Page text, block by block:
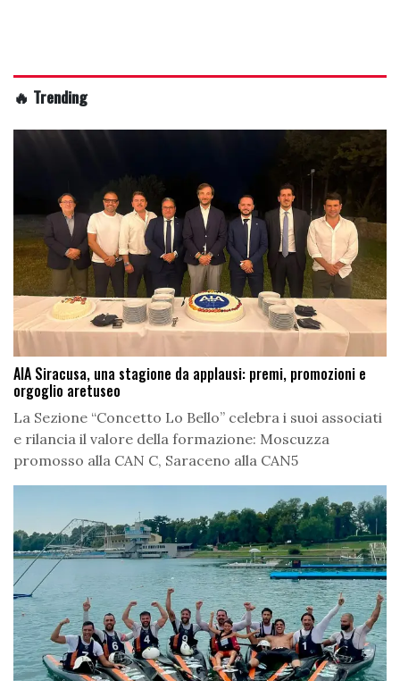
🔥 Trending
AIA Siracusa, una stagione da applausi: premi, promozioni e
orgoglio aretuseo
La Sezione “Concetto Lo Bello” celebra i suoi associati
e rilancia il valore della formazione: Moscuzza
promosso alla CAN C, Saraceno alla CAN5